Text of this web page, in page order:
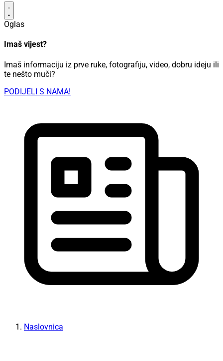
Oglas
Imaš vijest?
Imaš informaciju iz prve ruke, fotografiju, video, dobru ideju ili
te nešto muči?
PODIJELI S NAMA!
Naslovnica